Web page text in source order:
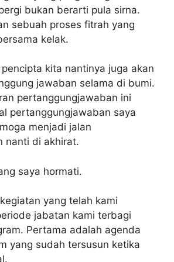
bukan berarti pula sirna.
sebuah proses fitrah yang
kelak.
kita nantinya juga akan
jawaban selama di bumi.
pertanggungjawaban ini
pertanggungjawaban saya
menjadi jalan
nanti di akhirat.
saya hormati.
yang telah kami
jabatan kami terbagi
Pertama adalah agenda
yang sudah tersusun ketika